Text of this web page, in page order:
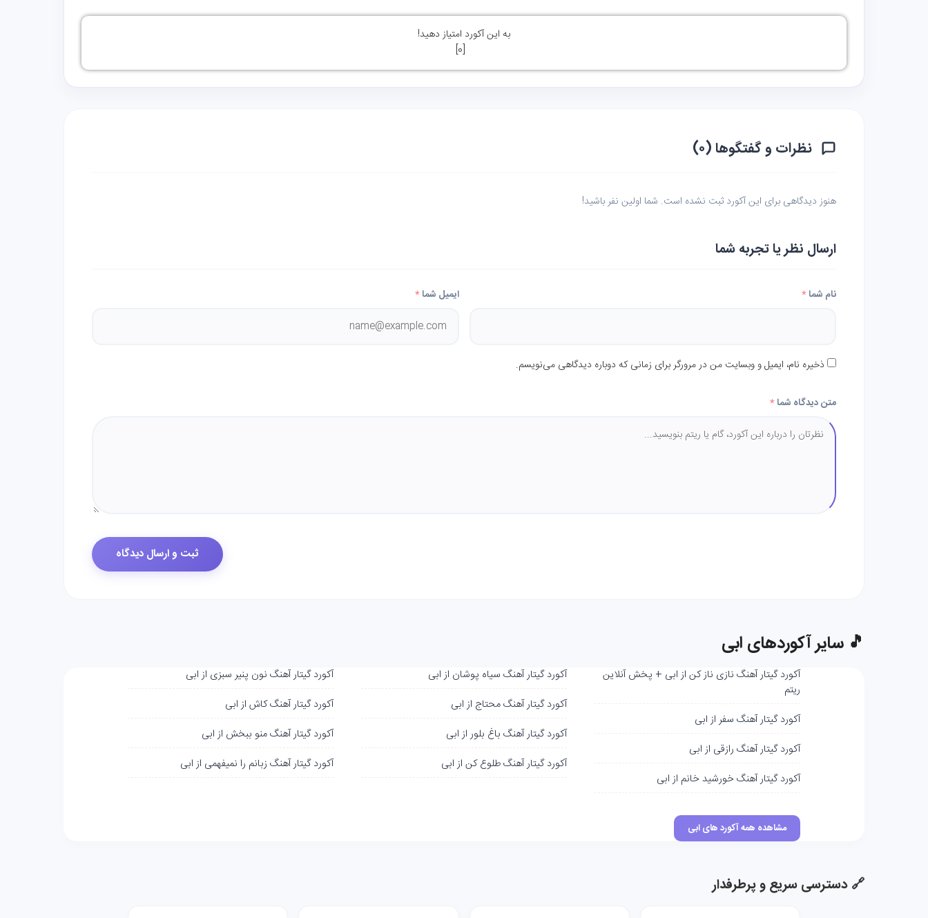
به این آکورد امتیاز دهید!
[
0
]
نظرات و گفتگوها (۰)
هنوز دیدگاهی برای این آکورد ثبت نشده است. شما اولین نفر باشید!
ارسال نظر یا تجربه شما
نام شما* ایمیل شما*
ذخیره نام، ایمیل و وبسایت من در مرورگر برای زمانی که دوباره دیدگاهی می‌نویسم.
متن دیدگاه شما*
🎵 سایر آکوردهای ابی
آکورد گیتار آهنگ نازی ناز کن از ابی + پخش آنلاین
ریتم
آکورد گیتار آهنگ سفر از ابی
آکورد گیتار آهنگ رازقی از ابی
آکورد گیتار آهنگ خورشید خانم از ابی
آکورد گیتار آهنگ سیاه پوشان از ابی
آکورد گیتار آهنگ محتاج از ابی
آکورد گیتار آهنگ باغ بلور از ابی
آکورد گیتار آهنگ طلوع کن از ابی
آکورد گیتار آهنگ نون پنیر سبزی از ابی
آکورد گیتار آهنگ کاش از ابی
آکورد گیتار آهنگ منو ببخش از ابی
آکورد گیتار آهنگ زبانم را نمیفهمی از ابی
مشاهده همه آکورد های ابی
🔗 دسترسی سریع و پرطرفدار